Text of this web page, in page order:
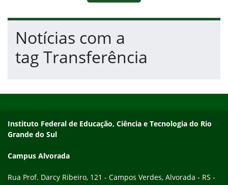
Fim da navegação
Início do conteúdo
Notícias com a
tag Transferência
Endereço
Instituto Federal de Educação, Ciência e Tecnologia do Rio
Grande do Sul
Campus Alvorada
Rua Prof. Darcy Ribeiro, 121 - Campos Verdes, Alvorada - RS -